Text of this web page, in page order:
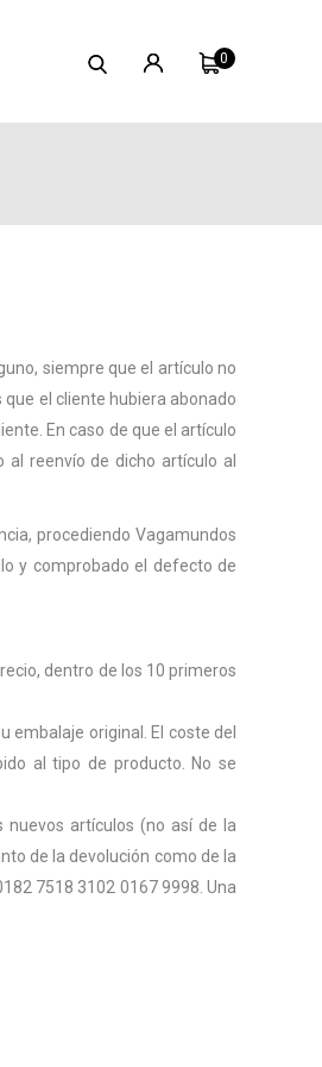
0
siempre que el artículo no
el cliente hubiera abonado
En caso de que el artículo
reenvío de dicho artículo al
procediendo Vagamundos
y comprobado el defecto de
dentro de los 10 primeros
embalaje original. El coste del
al tipo de producto. No se
artículos (no así de la
de la devolución como de la
7518 3102 0167 9998. Una